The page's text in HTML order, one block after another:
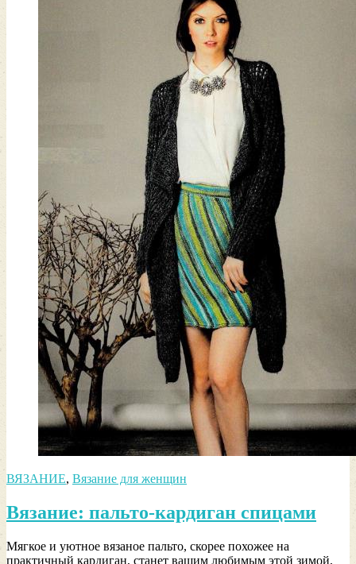
ВЯЗАНИЕ, Вязание для женщин
Вязание: пальто-кардиган спицами
Мягкое и уютное вязаное пальто, скорее похожее на
практичный кардиган, станет вашим любимым этой зимой,